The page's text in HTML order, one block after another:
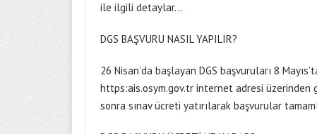
ile ilgili detaylar…
DGS BAŞVURU NASIL YAPILIR?
26 Nisan’da başlayan DGS başvuruları 8
https:ais.osym.gov.tr internet adresi üzerinden
sonra sınav ücreti yatırılarak başvurular